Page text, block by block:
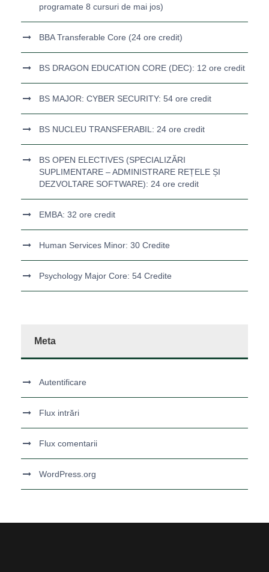
programate 8 cursuri de mai jos)
BBA Transferable Core (24 ore credit)
BS DRAGON EDUCATION CORE (DEC): 12 ore credit
BS MAJOR: CYBER SECURITY: 54 ore credit
BS NUCLEU TRANSFERABIL: 24 ore credit
BS OPEN ELECTIVES (SPECIALIZĂRI
SUPLIMENTARE – ADMINISTRARE REȚELE ȘI
DEZVOLTARE SOFTWARE): 24 ore credit
EMBA: 32 ore credit
Human Services Minor: 30 Credite
Psychology Major Core: 54 Credite
Meta
Autentificare
Flux intrări
Flux comentarii
WordPress.org